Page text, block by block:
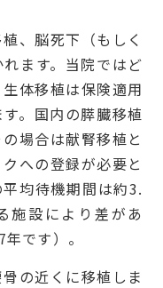
、脳死下（もしく
ます。当院ではど
体移植は保険適用
。国内の膵臓移植
場合は献腎移植と
への登録が必要と
均待機期間は約3.
施設により差があ
です）。
の近くに移植しま